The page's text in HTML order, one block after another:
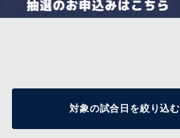
対象の試合日を絞り込む